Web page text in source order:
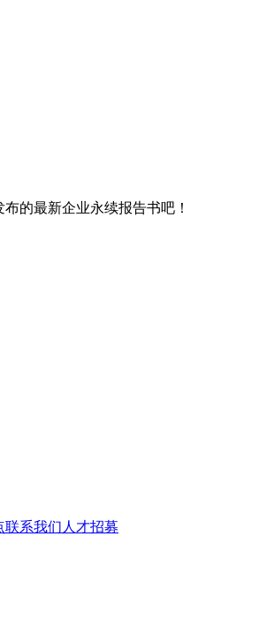
议合
资讯
管道
告书
的最新企业永续报告书吧！
联系我们 人才招募